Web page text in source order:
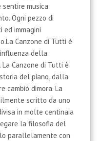
sentire musica
Ogni pezzo di
immagini
Canzone di Tutti è
della
Canzone di Tutti è
del piano, dalla
cambiò dimora. La
scritto da uno
in molte centinaia
la filosofia del
parallelamente con